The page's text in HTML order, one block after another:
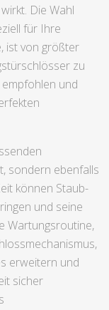
Die Wahl
für Ihre
ist von größter
zu
und
sondern ebenfalls
können Staub-
und seine
Wartungsroutine,
erweitern und
sicher